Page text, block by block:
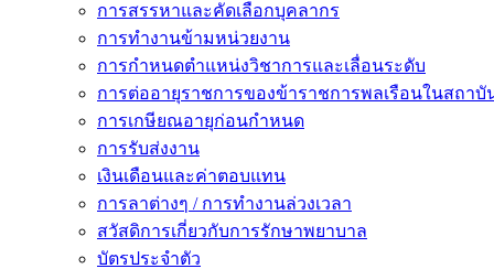
การสรรหาและคัดเลือกบุคลากร
การทำงานข้ามหน่วยงาน
การกำหนดตำแหน่งวิชาการและเลื่อนระดับ
การต่ออายุราชการของข้าราชการพลเรือนในสถา
การเกษียณอายุก่อนกำหนด
การรับส่งงาน
เงินเดือนและค่าตอบแทน
การลาต่างๆ / การทำงานล่วงเวลา
สวัสดิการเกี่ยวกับการรักษาพยาบาล
บัตรประจำตัว